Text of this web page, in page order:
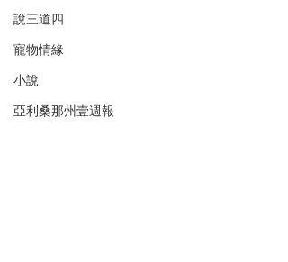
說三道四
寵物情緣
小說
亞利桑那州壹週報